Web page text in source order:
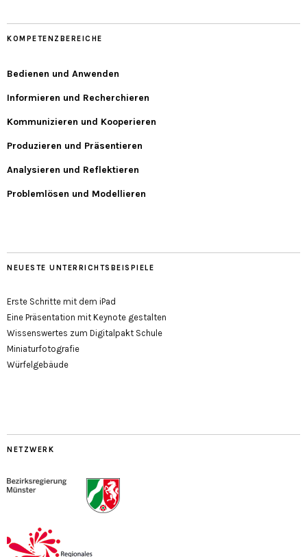
KOMPETENZBEREICHE
Bedienen und Anwenden
Informieren und Recherchieren
Kommunizieren und Kooperieren
Produzieren und Präsentieren
Analysieren und Reflektieren
Problemlösen und Modellieren
NEUESTE UNTERRICHTSBEISPIELE
Erste Schritte mit dem iPad
Eine Präsentation mit Keynote gestalten
Wissenswertes zum Digitalpakt Schule
Miniaturfotografie
Würfelgebäude
NETZWERK